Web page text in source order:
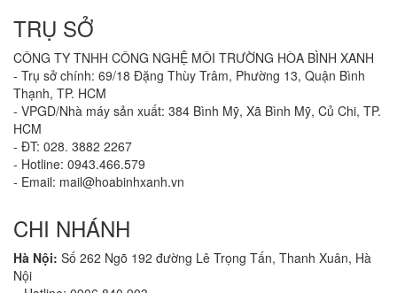
TRỤ SỞ
CÔNG TY TNHH CÔNG NGHỆ MÔI TRƯỜNG HÒA BÌNH XANH
- Trụ sở chính: 69/18 Đặng Thùy Trâm, Phường 13, Quận Bình
Thạnh, TP. HCM
- VPGD/Nhà máy sản xuất: 384 Bình Mỹ, Xã Bình Mỹ, Củ Chi, TP.
HCM
- ĐT: 028. 3882 2267
- Hotline: 0943.466.579
- Email: mail@hoabinhxanh.vn
CHI NHÁNH
Hà Nội: Số 262 Ngõ 192 đường Lê Trọng Tấn, Thanh Xuân, Hà
Nội